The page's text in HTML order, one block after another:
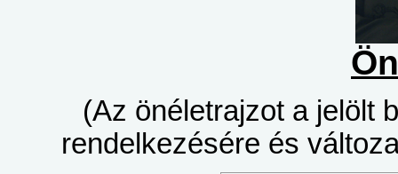
(Az önéletrajzot a jelölt
rendelkezésére és